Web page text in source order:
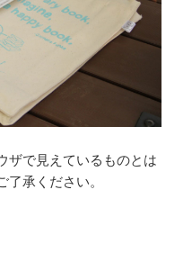
ザで見えているものとは
承ください。